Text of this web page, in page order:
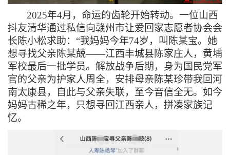
2025年4月，命运的齿轮开始转动。一位山西
抖友清华通过私信向赣州市让爱回家志愿者协会会
长陈小松求助：“我妈妈今年74岁，叫陈某宝。她
想寻找父亲陈某兢——江西丰城县陈家庄人，黄埔
军校最后一批学员。解放战争后期，身为国民党军
官的父亲为护家人周全，安排母亲陈某珍带我回河
南太康县，自此与父亲失联，至今音信全无。如今
妈妈古稀之年，只想寻回江西亲人，拼凑家族记
忆。